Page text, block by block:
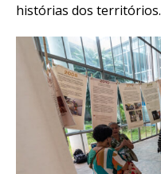
histórias dos territórios.